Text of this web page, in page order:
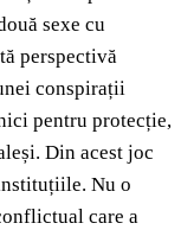
sexe cu
perspectivă
conspirații
pentru protecție,
Din acest joc
Nu o
care a